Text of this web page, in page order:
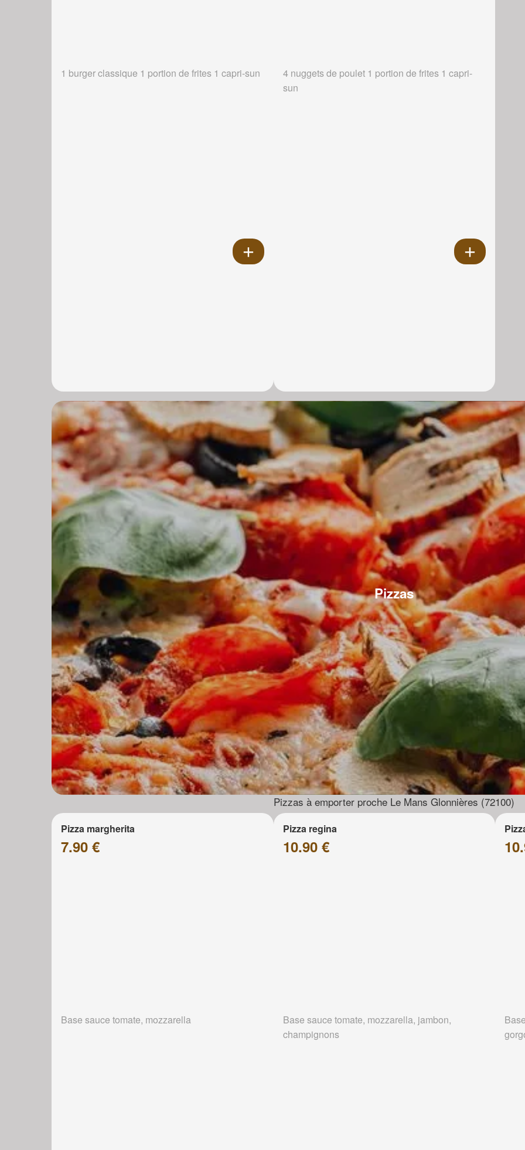
1 burger classique 1 portion de frites 1 capri-sun
4 nuggets de poulet 1 portion de frites 1 capri-
sun
Pizzas
Pizzas à emporter proche Le Mans Glonnières (72100)
Pizza margherita
7.90 €
Base sauce tomate, mozzarella
Pizza regina
10.90 €
Base sauce tomate, mozzarella, jambon,
champignons